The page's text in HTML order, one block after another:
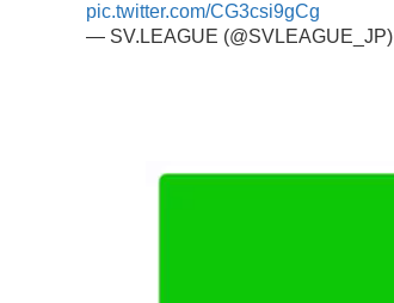
pic.twitter.com/CG3csi9gCg
— SV.LEAGUE (@SVLEAGUE_JP)